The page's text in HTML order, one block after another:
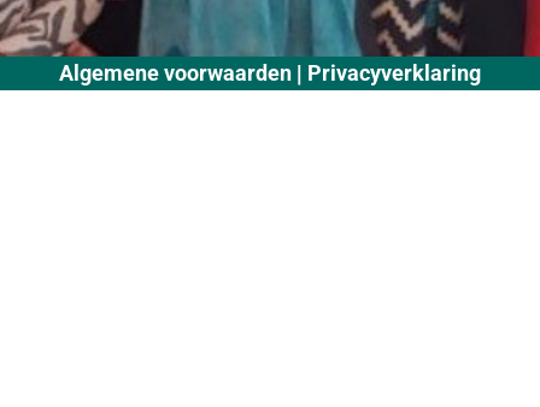
Algemene voorwaarden Privacyverklaring